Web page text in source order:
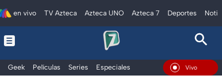
en vivo TV Azteca Azteca UNO Azteca 7 Deportes
Geek Películas Series Especiales En Vivo